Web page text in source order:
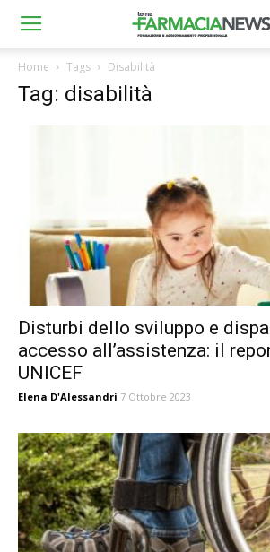
Home Tags Disabilità
Tag: disabilità
Disturbi dello sviluppo e
accesso all’assistenza: il
UNICEF
Elena D'Alessandri 7 Ottobre 2023